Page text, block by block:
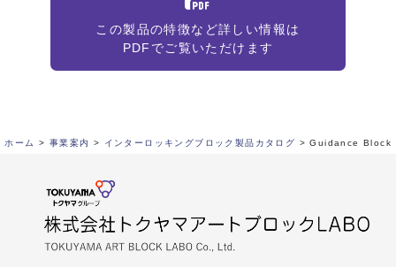
この製品の特徴など詳しい情報は
PDFでご覧いただけます
ホーム > 事業案内 > インターロッキングブロック製品カタログ >Guidance Block